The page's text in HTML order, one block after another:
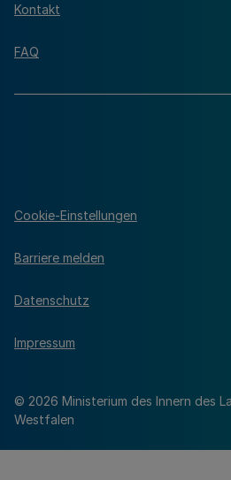
Kontakt
FAQ
© 2026 Ministerium des Innern des
Westfalen
Cookie-Einstellungen
Barriere melden
Datenschutz
Impressum